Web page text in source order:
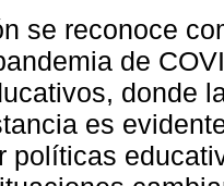
se reconoce
de
donde
es
políticas